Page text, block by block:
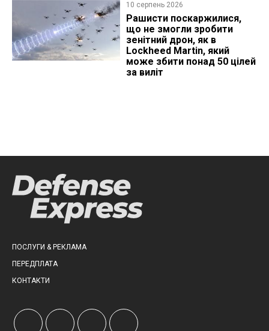
10 серпень 2026
Рашисти поскаржилися,
що не змогли зробити
зенітний дрон, як в
Lockheed Martin, який
може збити понад 50 цілей
за виліт
ПОСЛУГИ & РЕКЛАМА
ПЕРЕДПЛАТА
КОНТАКТИ